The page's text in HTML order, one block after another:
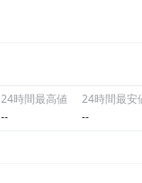
24時間最高値
--
24時間最安
--